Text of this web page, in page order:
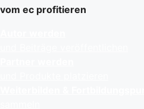
vom ec profitieren